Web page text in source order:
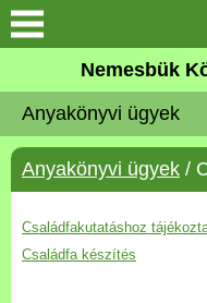
Keresés
Önkormányzat
Közös
Hivatal
Zalaköveskút
Nemesbük
Anyakönyvi ügyek
Anyakönyvi ügyek /
Családfakutatáshoz
Családfa készítés